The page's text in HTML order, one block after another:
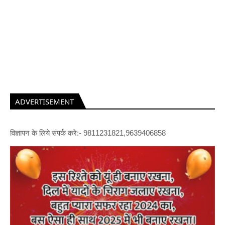
ADVERTISEMENT
विज्ञापन के लिये संपर्क करे:- 9811231821,9639406858